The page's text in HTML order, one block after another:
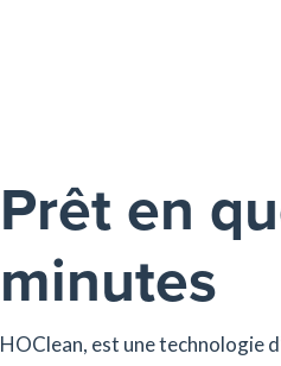
Prêt en
minutes
HOClean, est une technologie